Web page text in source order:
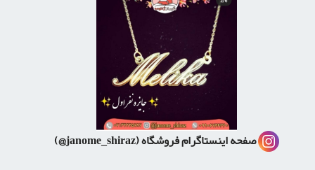
صفحه اینستاگرام فروشگاه(janome_shiraz@)